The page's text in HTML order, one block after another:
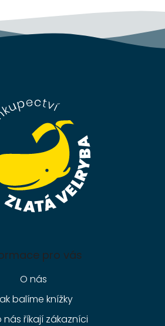
pro vás
O nás
balíme knížky
nás říkají zákazníci